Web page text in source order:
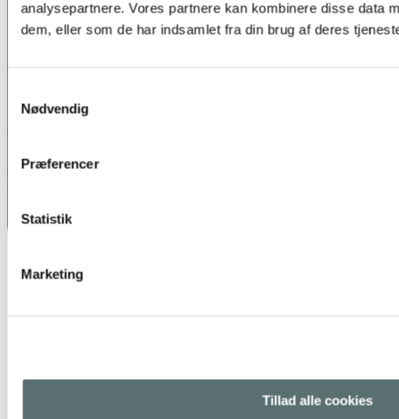
analysepartnere. Vores partnere kan kombinere disse data
dem, eller som de har indsamlet fra din brug af deres
Nødvendig
Præferencer
Statistik
Marketing
Tillad alle cookies
Open post by yogaatelieret.dk with ID 17864275866691099